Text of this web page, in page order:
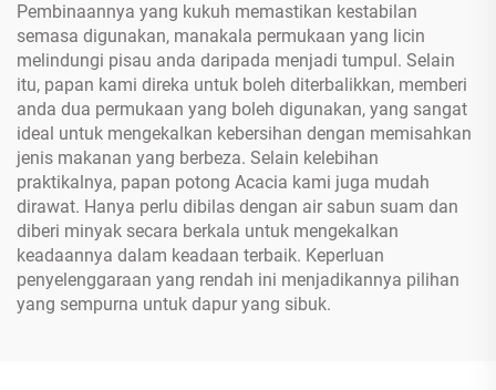
Pembinaannya yang kukuh memastikan kestabilan
semasa digunakan, manakala permukaan yang licin
melindungi pisau anda daripada menjadi tumpul. Selain
itu, papan kami direka untuk boleh diterbalikkan, memberi
anda dua permukaan yang boleh digunakan, yang sangat
ideal untuk mengekalkan kebersihan dengan memisahkan
jenis makanan yang berbeza. Selain kelebihan
praktikalnya, papan potong Acacia kami juga mudah
dirawat. Hanya perlu dibilas dengan air sabun suam dan
diberi minyak secara berkala untuk mengekalkan
keadaannya dalam keadaan terbaik. Keperluan
penyelenggaraan yang rendah ini menjadikannya pilihan
yang sempurna untuk dapur yang sibuk.